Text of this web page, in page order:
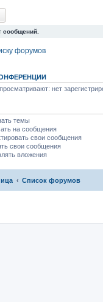
сообщений.
форумов
нет
темы
на сообщения
свои сообщения
свои сообщения
вложения
Список форумов